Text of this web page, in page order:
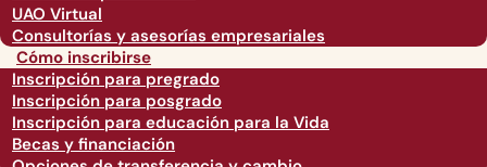
UAO Virtual
Consultorías y asesorías empresariales
Cómo inscribirse
Inscripción para pregrado
Inscripción para posgrado
Inscripción para educación para la Vida
Becas y financiación